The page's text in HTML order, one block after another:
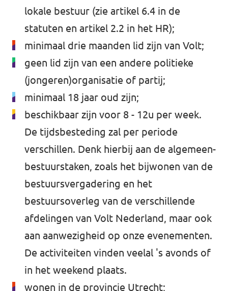
lokale bestuur (zie artikel 6.4 in de
statuten en artikel 2.2 in het HR);
minimaal drie maanden lid zijn van Volt;
geen lid zijn van een andere politieke
(jongeren)organisatie of partij;
minimaal 18 jaar oud zijn;
beschikbaar zijn voor 8 - 12u per week.
De tijdsbesteding zal per periode
verschillen. Denk hierbij aan de algemeen-
bestuurstaken, zoals het bijwonen van de
bestuursvergadering en het
bestuursoverleg van de verschillende
afdelingen van Volt Nederland, maar ook
aan aanwezigheid op onze evenementen.
De activiteiten vinden veelal 's avonds of
in het weekend plaats.
wonen in de provincie Utrecht;